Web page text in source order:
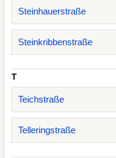
Steinhauerstraße
Steinkribbenstraße
T
Teichstraße
Telleringstraße